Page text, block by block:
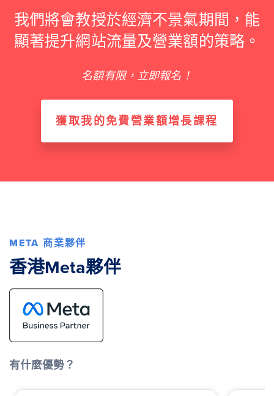
我們將會教授於經濟不景氣期間，能
顯著提升網站流量及營業額的策略。
名額有限，立即報名！
獲取我的免費營業額增長課程
META 商業夥伴
香港Meta夥伴
有什麼優勢？